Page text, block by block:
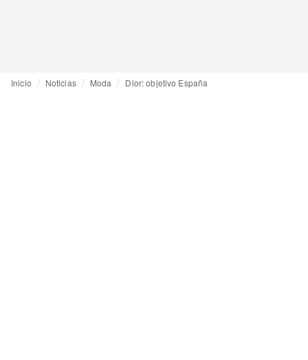
Inicio Noticias Moda Dior: objetivo España